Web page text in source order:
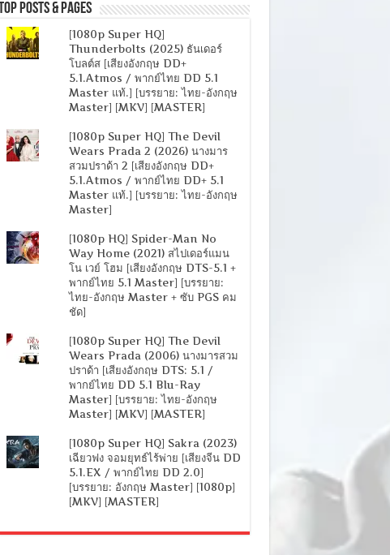
Top Posts & Pages
[1080p Super HQ]
Thunderbolts (2025) ธันเดอร์
โบลต์ส [เสียงอังกฤษ DD+
5.1.Atmos / พากย์ไทย DD 5.1
Master แท้.] [บรรยาย: ไทย-อังกฤษ
Master] [MKV] [MASTER]
[1080p Super HQ] The Devil
Wears Prada 2 (2026) นางมาร
สวมปราด้า 2 [เสียงอังกฤษ DD+
5.1.Atmos / พากย์ไทย DD+ 5.1
Master แท้.] [บรรยาย: ไทย-อังกฤษ
Master]
[1080p HQ] Spider-Man No
Way Home (2021) สไปเดอร์แมน
โน เวย์ โฮม [เสียงอังกฤษ DTS-5.1 +
พากย์ไทย 5.1 Master] [บรรยาย:
ไทย-อังกฤษ Master + ซับ PGS คม
ชัด]
[1080p Super HQ] The Devil
Wears Prada (2006) นางมารสวม
ปราด้า [เสียงอังกฤษ DTS: 5.1 /
พากย์ไทย DD 5.1 Blu-Ray
Master] [บรรยาย: ไทย-อังกฤษ
Master] [MKV] [MASTER]
[1080p Super HQ] Sakra (2023)
เฉียวฟง จอมยุทธ์ไร้พ่าย [เสียงจีน DD
5.1.EX / พากย์ไทย DD 2.0]
[บรรยาย: อังกฤษ Master] [1080p]
[MKV] [MASTER]